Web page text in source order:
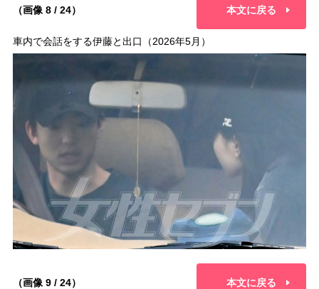
（画像 8 / 24） 本文に戻る
車内で会話をする伊藤と出口（2026年5月）
（画像 9 / 24） 本文に戻る